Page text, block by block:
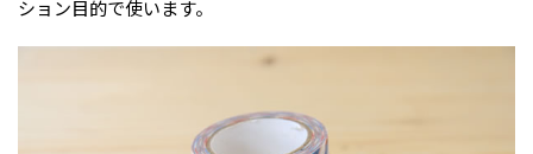
ション目的で使います。